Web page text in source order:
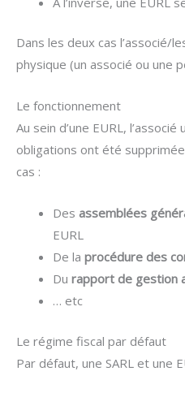
Dans les deux cas
physique (un associé ou une
Le fonctionnement
Au sein d’une EURL,
obligations ont été
cas :
Des assemblées
EURL
De la procédure des
Durapport de gestion
… etc
Le régime fiscal par défaut
Par défaut, une SARL et une